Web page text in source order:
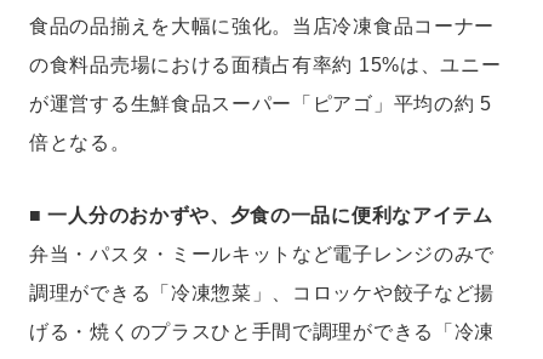
食品の品揃えを大幅に強化。当店冷凍食品コーナー
の食料品売場における面積占有率約 15%は、ユニー
が運営する生鮮食品スーパー「ピアゴ」平均の約 5
倍となる。
■ 一人分のおかずや、夕食の一品に便利なアイテム
弁当・パスタ・ミールキットなど電子レンジのみで
調理ができる「冷凍惣菜」、コロッケや餃子など揚
げる・焼くのプラスひと手間で調理ができる「冷凍